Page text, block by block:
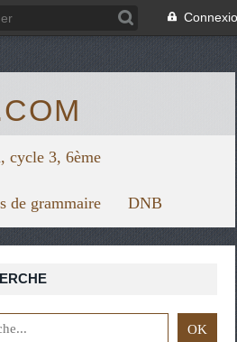
cycle 3, 6ème
de grammaire DNB